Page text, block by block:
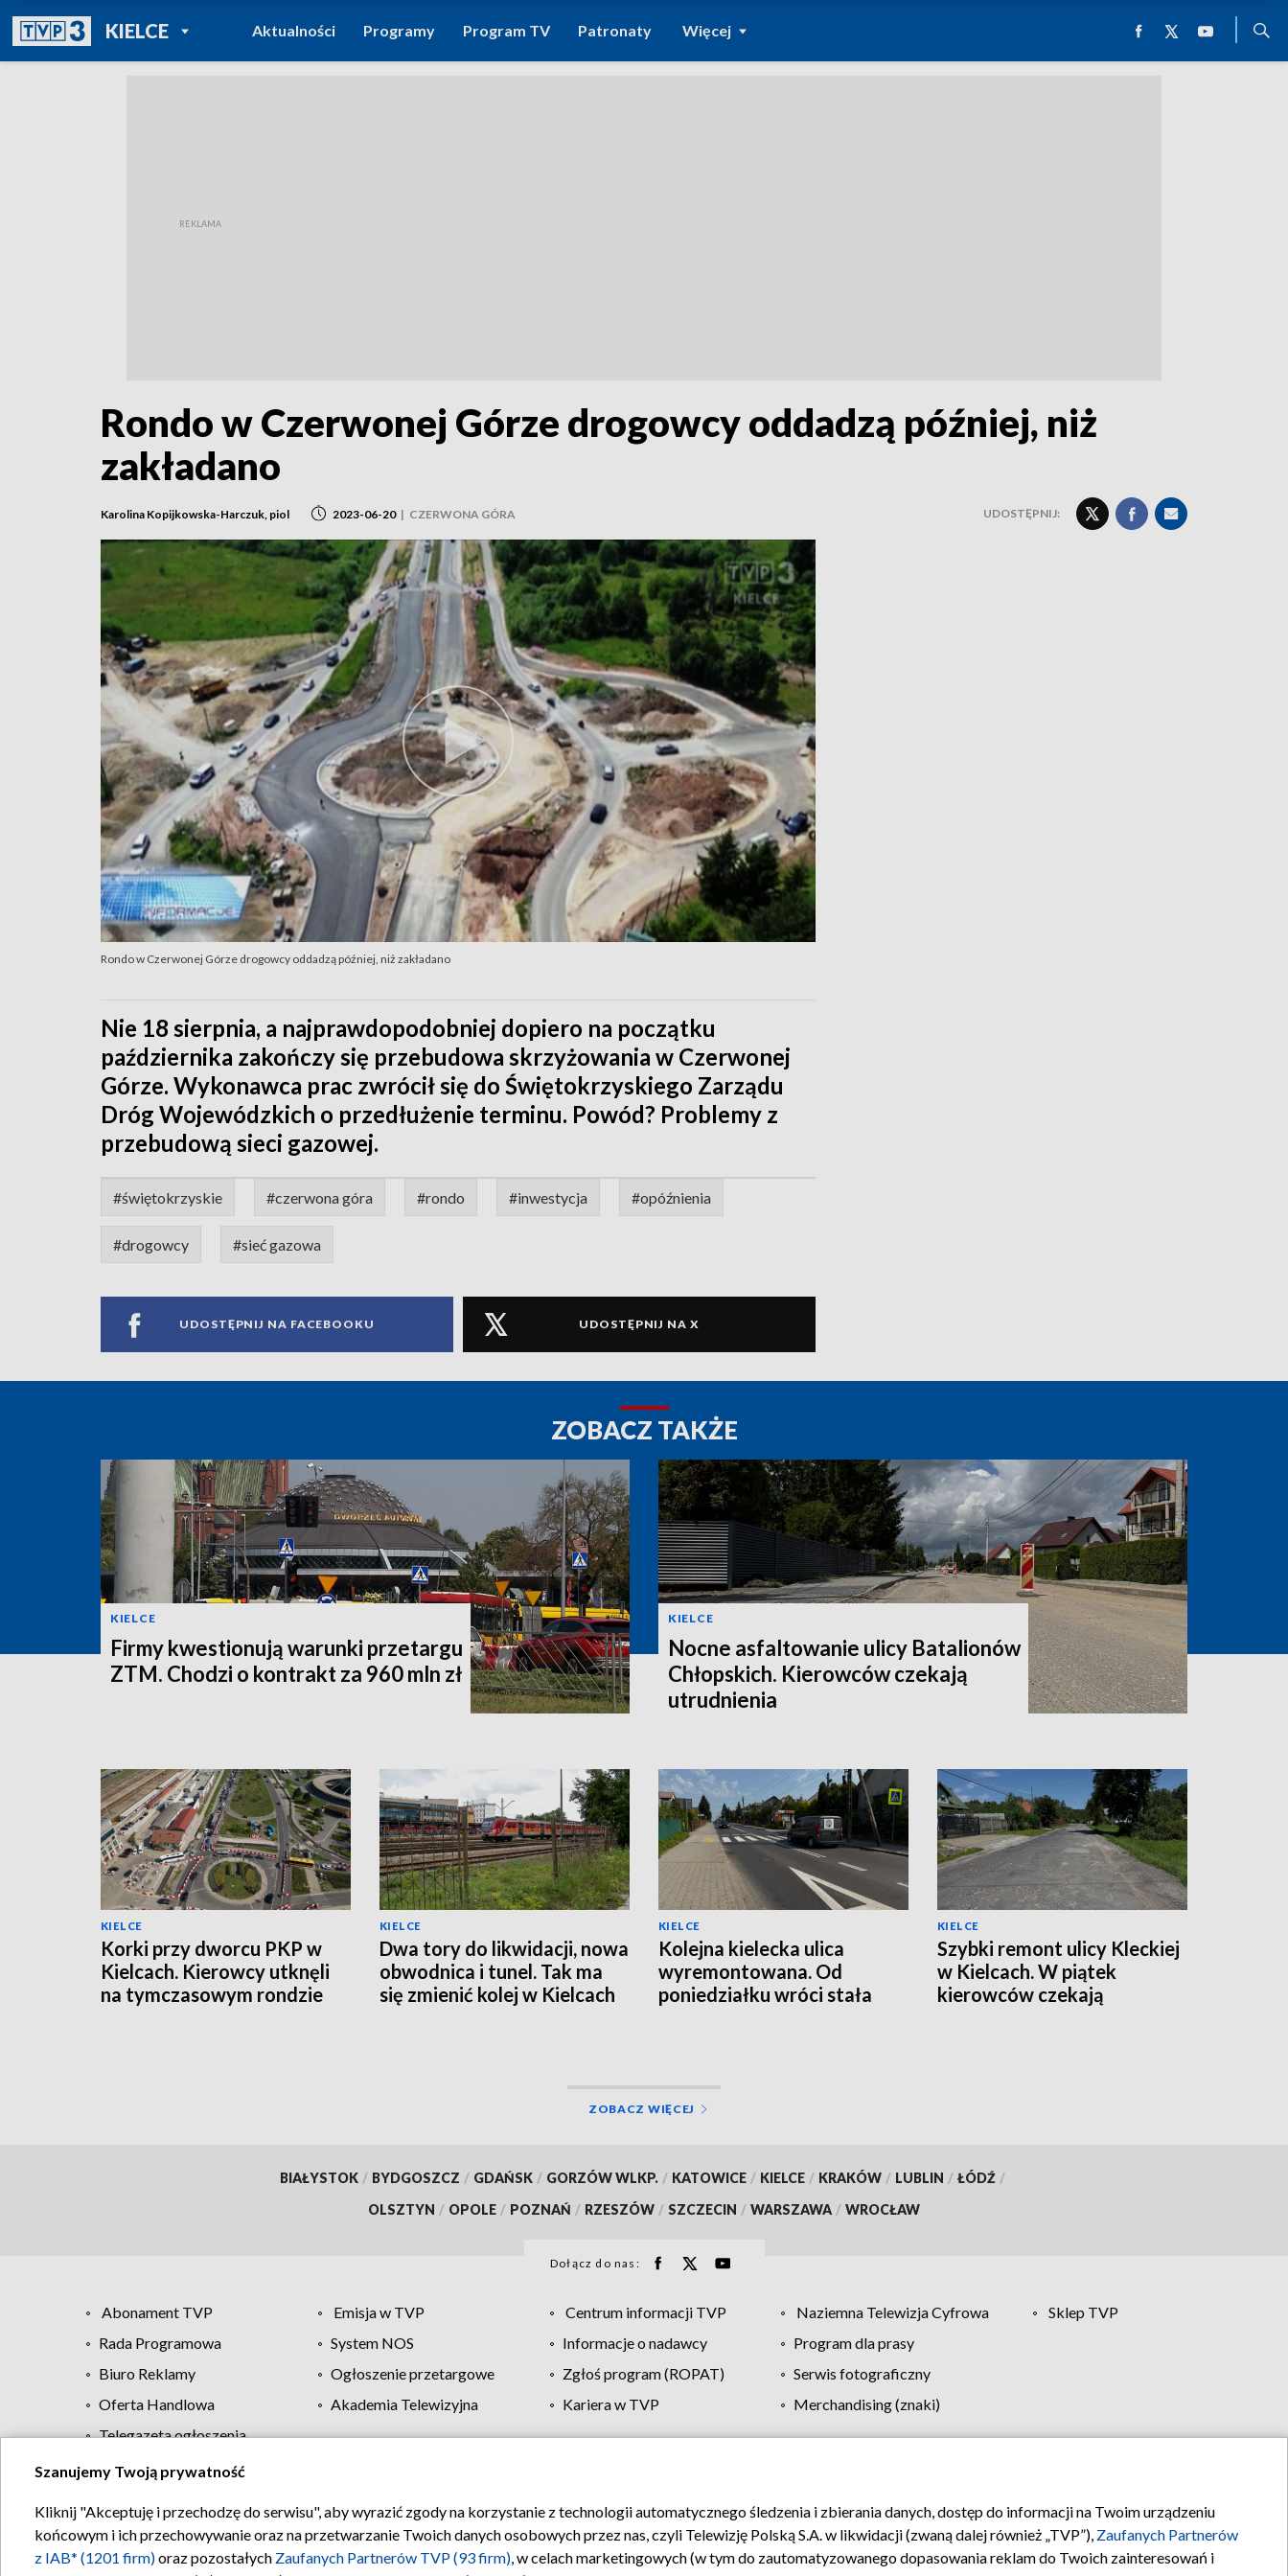
KIELCEPOWRÓT DO
TVP REGIONY
Aktualności Programy Program TV Patronaty Więcej
Rondo w Czerwonej Górze drogowcy oddadzą później, niż
zakładano
Karolina Kopijkowska-Harczuk, piol 2023-06-20 | CZERWONA GÓRA UDOSTĘPNIJ:
Rondo w Czerwonej Górze drogowcy oddadzą później, niż zakładano
Nie 18 sierpnia, a najprawdopodobniej dopiero na początku
października zakończy się przebudowa skrzyżowania w Czerwonej
Górze. Wykonawca prac zwrócił się do Świętokrzyskiego Zarządu
Dróg Wojewódzkich o przedłużenie terminu. Powód? Problemy z
przebudową sieci gazowej.
#świętokrzyskie #czerwona góra #rondo #inwestycja #opóźnienia
#drogowcy #sieć gazowa
UDOSTĘPNIJ NA FACEBOOKU UDOSTĘPNIJ NA X
ZOBACZ TAKŻE
KIELCE
Firmy kwestionują warunki przetargu
ZTM. Chodzi o kontrakt za 960 mln zł
KIELCE
Nocne asfaltowanie ulicy Batalionów
Chłopskich. Kierowców czekają
utrudnienia
KIELCE
Korki przy dworcu PKP w
Kielcach. Kierowcy utknęli
na tymczasowym rondzie
KIELCE
Dwa tory do likwidacji, nowa
obwodnica i tunel. Tak ma
się zmienić kolej w Kielcach
KIELCE
Kolejna kielecka ulica
wyremontowana. Od
poniedziałku wróci stała
KIELCE
Szybki remont ulicy Kleckiej
w Kielcach. W piątek
kierowców czekają
ZOBACZ WIĘCEJ
BIAŁYSTOK / BYDGOSZCZ / GDAŃSK / GORZÓW WLKP. / KATOWICE / KIELCE / KRAKÓW / LUBLIN / ŁÓDŹ /
OLSZTYN / OPOLE / POZNAŃ / RZESZÓW / SZCZECIN / WARSZAWA / WROCŁAW
Dołącz do nas:
Abonament TVP Emisja w TVP Centrum informacji TVP Naziemna Telewizja Cyfrowa
Sklep TVP
Rada Programowa
System NOS Informacje o nadawcy
Program dla prasy
Biuro Reklamy
Ogłoszenie przetargowe Zgłoś program (ROPAT)
Serwis fotograficzny
Oferta Handlowa
Akademia Telewizyjna Kariera w TVP
Merchandising (znaki)
Telegazeta ogłoszenia
Regulamin TVP Polityka prywatności Moje zgody Pomoc Biuro reklamy Kontakt
Szanujemy Twoją prywatność
Kliknij "Akceptuję i przechodzę do serwisu", aby wyrazić zgody na korzystanie z technologii automatycznego śledzenia i zbierania danych, dostęp do informacji na Twoim urządzeniu
końcowym i ich przechowywanie oraz na przetwarzanie Twoich danych osobowych przez nas, czyli Telewizję Polską S.A. w likwidacji (zwaną dalej również „TVP”), Zaufanych Partnerów
z IAB* (1201 firm)oraz pozostałych Zaufanych Partnerów TVP (93 firm), w celach marketingowych (w tym do zautomatyzowanego dopasowania reklam do Twoich zainteresowań i